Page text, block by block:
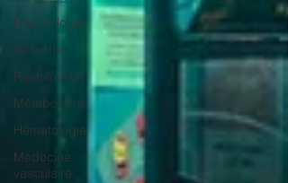
Néphrologie
Gériatrie
Réanimation
Métabolisme
Hématologie
Médecine
vasculaire